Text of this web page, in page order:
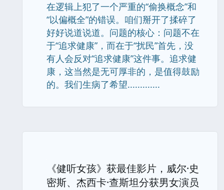
在逻辑上犯了一个严重的“偷换概念”和
“以偏概全”的错误。咱们掰开了揉碎了
好好说道说道。问题的核心：问题不在
于“追求健康”，而在于“扰民”首先，没
有人会反对“追求健康”这件事。追求健
康，这当然是无可厚非的，是值得鼓励
的。我们生病了希望.............
《健听女孩》获最佳影片，威尔·史
密斯、杰西卡·查斯坦分获男女演员